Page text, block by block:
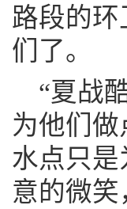
路段的
们了。
“夏战
为他们
水点只
意的微